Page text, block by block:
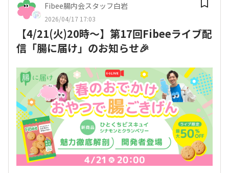
Fibee腸内会スタッフ白岩
2026/04/17 17:03
【4/21(火)20時～】第17回Fibeeライブ配
信「腸に届け」のお知らせ🎉